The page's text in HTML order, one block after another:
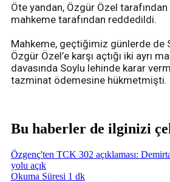
Öte yandan, Özgür Özel tarafından
mahkeme tarafından reddedildi.
Mahkeme, geçtiğimiz günlerde de
Özgür Özel’e karşı açtığı iki ayrı
davasında Soylu lehinde karar
tazminat ödemesine hükmetmişti.
Bu haberler de ilginizi
Özgenç'ten TCK 302 açıklaması:
yolu açık
Okuma Süresi 1 dk